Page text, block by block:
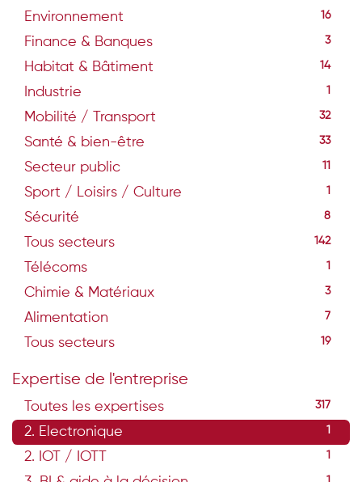
Environnement 16
Finance & Banques 3
Habitat & Bâtiment 14
Industrie 1
Mobilité / Transport 32
Santé & bien-être 33
Secteur public 11
Sport / Loisirs / Culture 1
Sécurité 8
Tous secteurs 142
Télécoms 1
Chimie & Matériaux 3
Alimentation 7
Tous secteurs 19
Expertise de l'entreprise
Toutes les expertises 317
2. Electronique 1
2. IOT / IOTT 1